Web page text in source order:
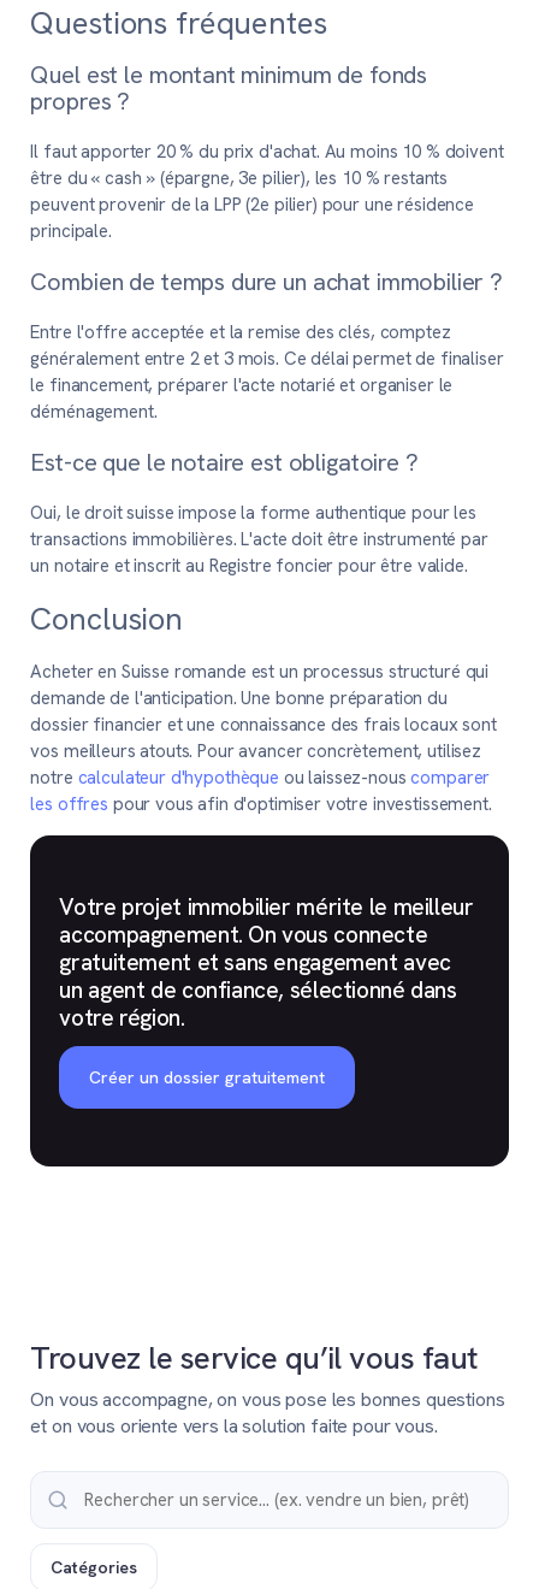
Questions fréquentes
Quel est le montant minimum de fonds
propres ?
Il faut apporter 20 % du prix d'achat. Au moins 10 % doivent
être du « cash » (épargne, 3e pilier), les 10 % restants
peuvent provenir de la LPP (2e pilier) pour une résidence
principale.
Combien de temps dure un achat immobilier ?
Entre l'offre acceptée et la remise des clés, comptez
généralement entre 2 et 3 mois. Ce délai permet de finaliser
le financement, préparer l'acte notarié et organiser le
déménagement.
Est-ce que le notaire est obligatoire ?
Oui, le droit suisse impose la forme authentique pour les
transactions immobilières. L'acte doit être instrumenté par
un notaire et inscrit au Registre foncier pour être valide.
Conclusion
Acheter en Suisse romande est un processus structuré qui
demande de l'anticipation. Une bonne préparation du
dossier financier et une connaissance des frais locaux sont
vos meilleurs atouts. Pour avancer concrètement, utilisez
notre calculateur d'hypothèque ou laissez-nouscomparer
les offres pour vous afin d'optimiser votre investissement.
Votre projet immobilier mérite le meilleur
accompagnement. On vous connecte
gratuitement et sans engagement avec
un agent de confiance, sélectionné dans
votre région.
Créer un dossier gratuitement
Trouvez le service qu’il vous faut
On vous accompagne, on vous pose les bonnes questions
et on vous oriente vers la solution faite pour vous.
Catégories